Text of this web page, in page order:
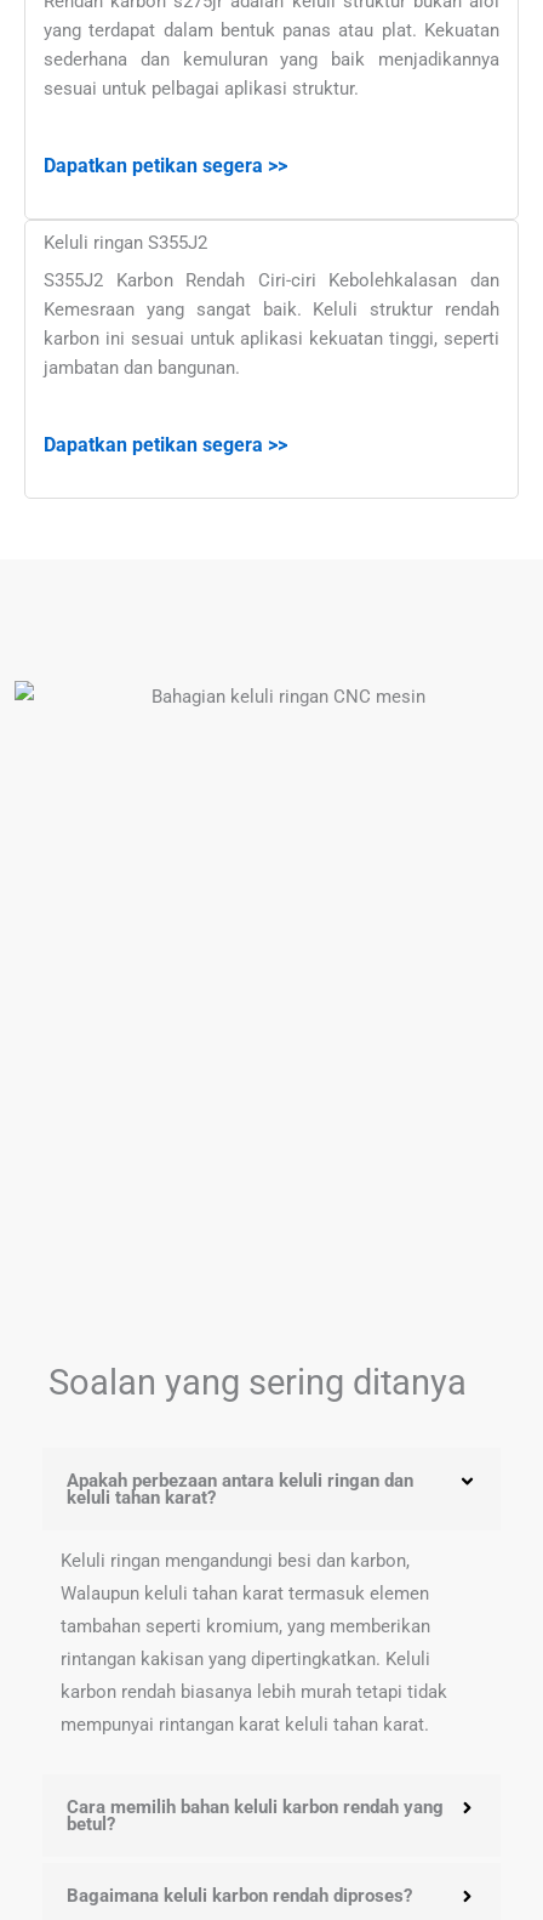
yang terdapat dalam bentuk panas atau plat. Kekuatan
sederhana dan kemuluran yang baik menjadikannya
sesuai untuk pelbagai aplikasi struktur.
Dapatkan petikan segera >>
Keluli ringan S355J2
S355J2 Karbon Rendah Ciri-ciri Kebolehkalasan dan
Kemesraan yang sangat baik. Keluli struktur rendah
karbon ini sesuai untuk aplikasi kekuatan tinggi, seperti
jambatan dan bangunan.
Dapatkan petikan segera >>
Soalan yang sering ditanya
Apakah perbezaan antara keluli ringan dan
keluli tahan karat?
Keluli ringan mengandungi besi dan karbon,
Walaupun keluli tahan karat termasuk elemen
tambahan seperti kromium, yang memberikan
rintangan kakisan yang dipertingkatkan. Keluli
karbon rendah biasanya lebih murah tetapi tidak
mempunyai rintangan karat keluli tahan karat.
Cara memilih bahan keluli karbon rendah yang
betul?
Bagaimana keluli karbon rendah diproses?